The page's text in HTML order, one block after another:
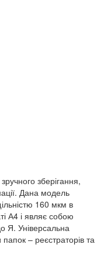
зберігання,
Дана модель
160 мкм в
А4 і являє собою
Я. Універсальна
– реєстраторів та